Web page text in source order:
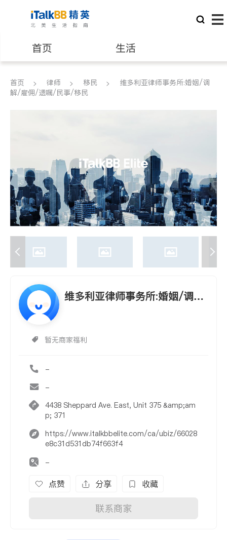
首页 生活
医生 律师
建筑装修
首页 律师 移民
维多利亚律师事务所:婚姻/调
解/雇佣/遗嘱/民事/移民
维多利亚律师事务所:婚姻/调
暂无商家福利
-
-
4438 Sheppard Ave. East, Unit 375 &amp;am
p; 371
https://www.italkbbelite.com/ca/ubiz/66028
e8c31d531db74f663f4
-
点赞 分享 收藏
联系商家